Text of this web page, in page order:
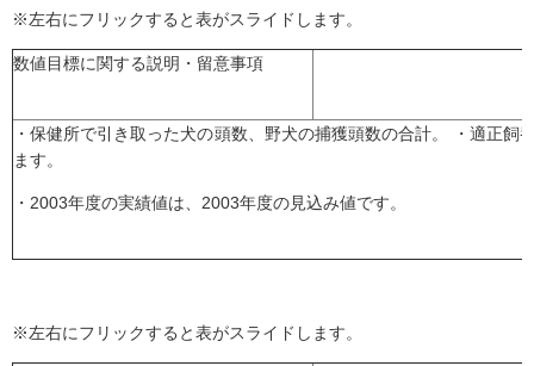
※左右にフリックすると表がスライドします。
数値目標に関する説明・留意事項
・保健所で引き取った犬の頭数、野犬の捕獲頭数の合計。 ・適正飼
ます。
・2003年度の実績値は、2003年度の見込み値です。
※左右にフリックすると表がスライドします。